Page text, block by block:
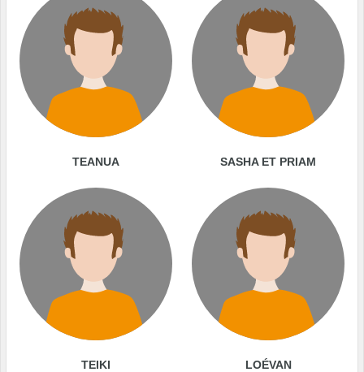
TEANUA SASHA ET PRIAM
TEIKI LOÉVAN